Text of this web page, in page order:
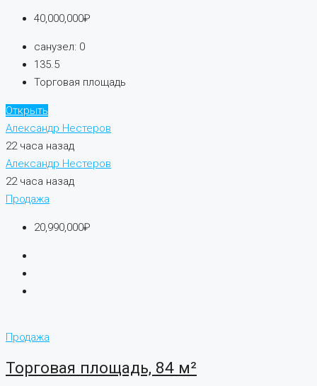
40,000,000₽
санузел: 0
135.5
Торговая площадь
Открыть
Александр Нестеров
22 часа назад
Александр Нестеров
22 часа назад
Продажа
20,990,000₽
Продажа
Торговая площадь, 84 м²